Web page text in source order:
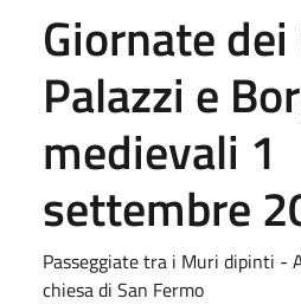
Giornate
Palazzi e
medievali 1
settembre
Passeggiate tra i Muri dipinti -
chiesa di San Fermo